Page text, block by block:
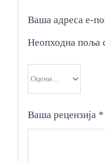
Ваша адреса е-
Неопходна поља
Ваша рецензија *